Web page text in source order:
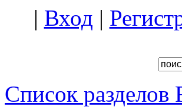
| Вход |
Список разделов